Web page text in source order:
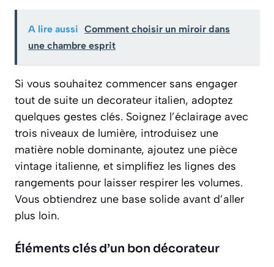
A lire aussi Comment choisir un miroir dans
une chambre esprit
Si vous souhaitez commencer sans engager
tout de suite un decorateur italien, adoptez
quelques gestes clés. Soignez l’éclairage avec
trois niveaux de lumière, introduisez une
matière noble dominante, ajoutez une pièce
vintage italienne, et simplifiez les lignes des
rangements pour laisser respirer les volumes.
Vous obtiendrez une base solide avant d’aller
plus loin.
Éléments clés d’un bon décorateur